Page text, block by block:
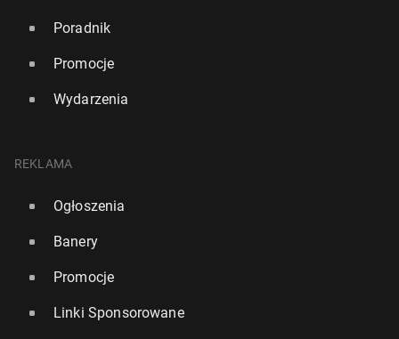
Poradnik
Promocje
Wydarzenia
REKLAMA
Ogłoszenia
Banery
Promocje
Linki Sponsorowane